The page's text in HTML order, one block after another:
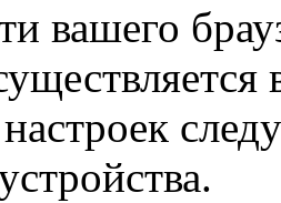
вашего